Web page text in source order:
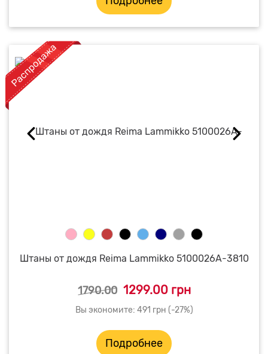
Штаны от дождя Reima Lammikko 5100026A-3810
1790.00 1299.00 грн
Вы экономите: 491 грн (-27%)
Подробнее